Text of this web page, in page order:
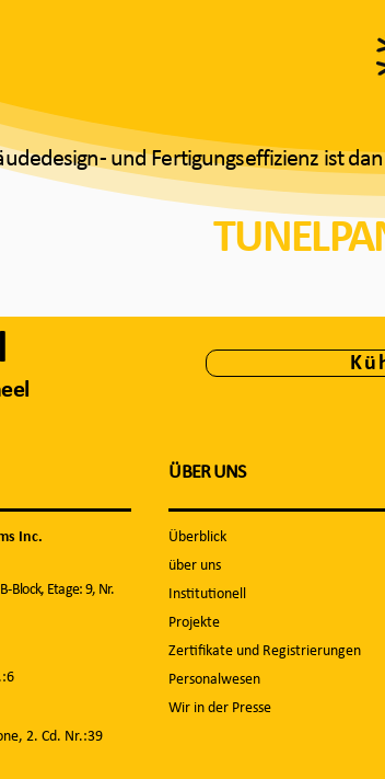
und Fertigungseffizienz ist
Inc.
Block, Etage: 9, Nr.
2. Cd. Nr.:39
ÜBER UNS
Überblick
über uns
Institutionell
Projekte
Zertifikate und Registrierungen
Personalwesen
Wir in der Presse